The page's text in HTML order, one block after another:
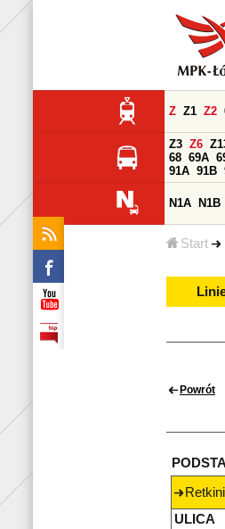
Start
Z Z1 Z2
Z3 Z6
68 69A
91A 91B
N1A N1B
Powrót
ULICA